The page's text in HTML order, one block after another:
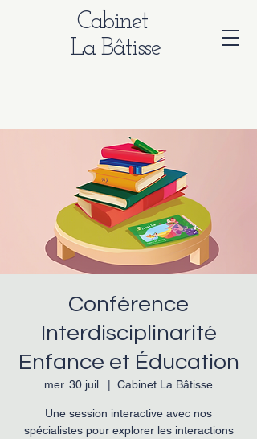
Cabinet
La Bâtisse
Conférence
Interdisciplinarité
Enfance et Éducation
mer. 30 juil. Cabinet La Bâtisse
Une session interactive avec nos
spécialistes pour explorer les interactions